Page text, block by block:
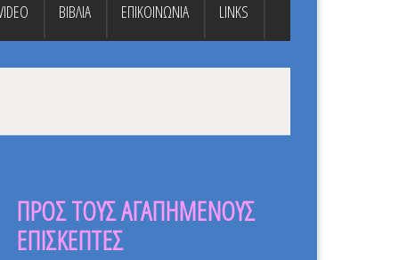
ΒΙΒΛΙΑ ΕΠΙΚΟΙΝΩΝΙΑ LINKS
ΠΡΟΣ ΤΟΥΣ ΑΓΑΠΗΜΕΝΟΥΣ
ΕΠΙΣΚΕΠΤΕΣ